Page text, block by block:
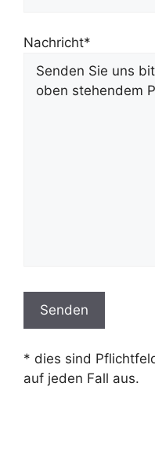
Nachricht*
Bitte lasse dieses
* dies sind
auf jeden Fall aus.